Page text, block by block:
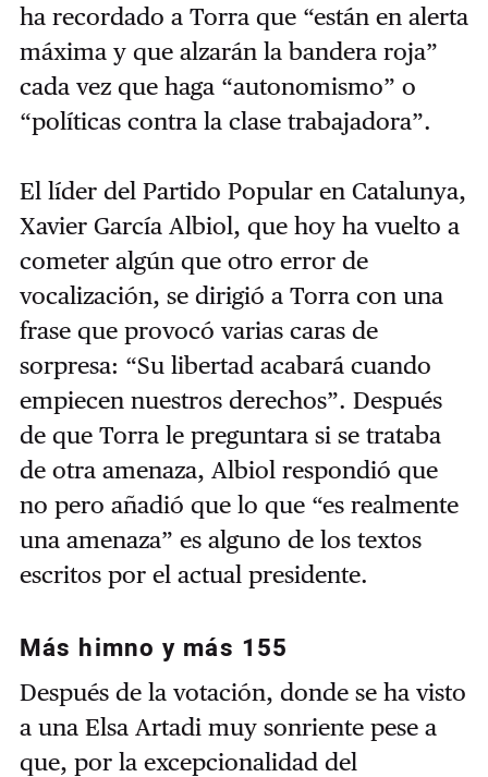
ha recordado a Torra que “están en alerta
máxima y que alzarán la bandera roja”
cada vez que haga “autonomismo” o
“políticas contra la clase trabajadora”.
El líder del Partido Popular en Catalunya,
Xavier García Albiol, que hoy ha vuelto a
cometer algún que otro error de
vocalización, se dirigió a Torra con una
frase que provocó varias caras de
sorpresa: “Su libertad acabará cuando
empiecen nuestros derechos”. Después
de que Torra le preguntara si se trataba
de otra amenaza, Albiol respondió que
no pero añadió que lo que “es realmente
una amenaza” es alguno de los textos
escritos por el actual presidente.
Más himno y más 155
Después de la votación, donde se ha visto
a una Elsa Artadi muy sonriente pese a
que, por la excepcionalidad del